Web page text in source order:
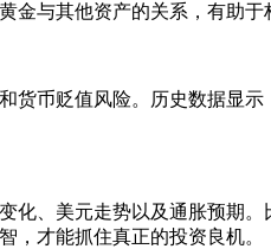
与其他资产的关系，有助于
货币贬值风险。历史数据显
化、美元走势以及通胀预期
，才能抓住真正的投资良机。